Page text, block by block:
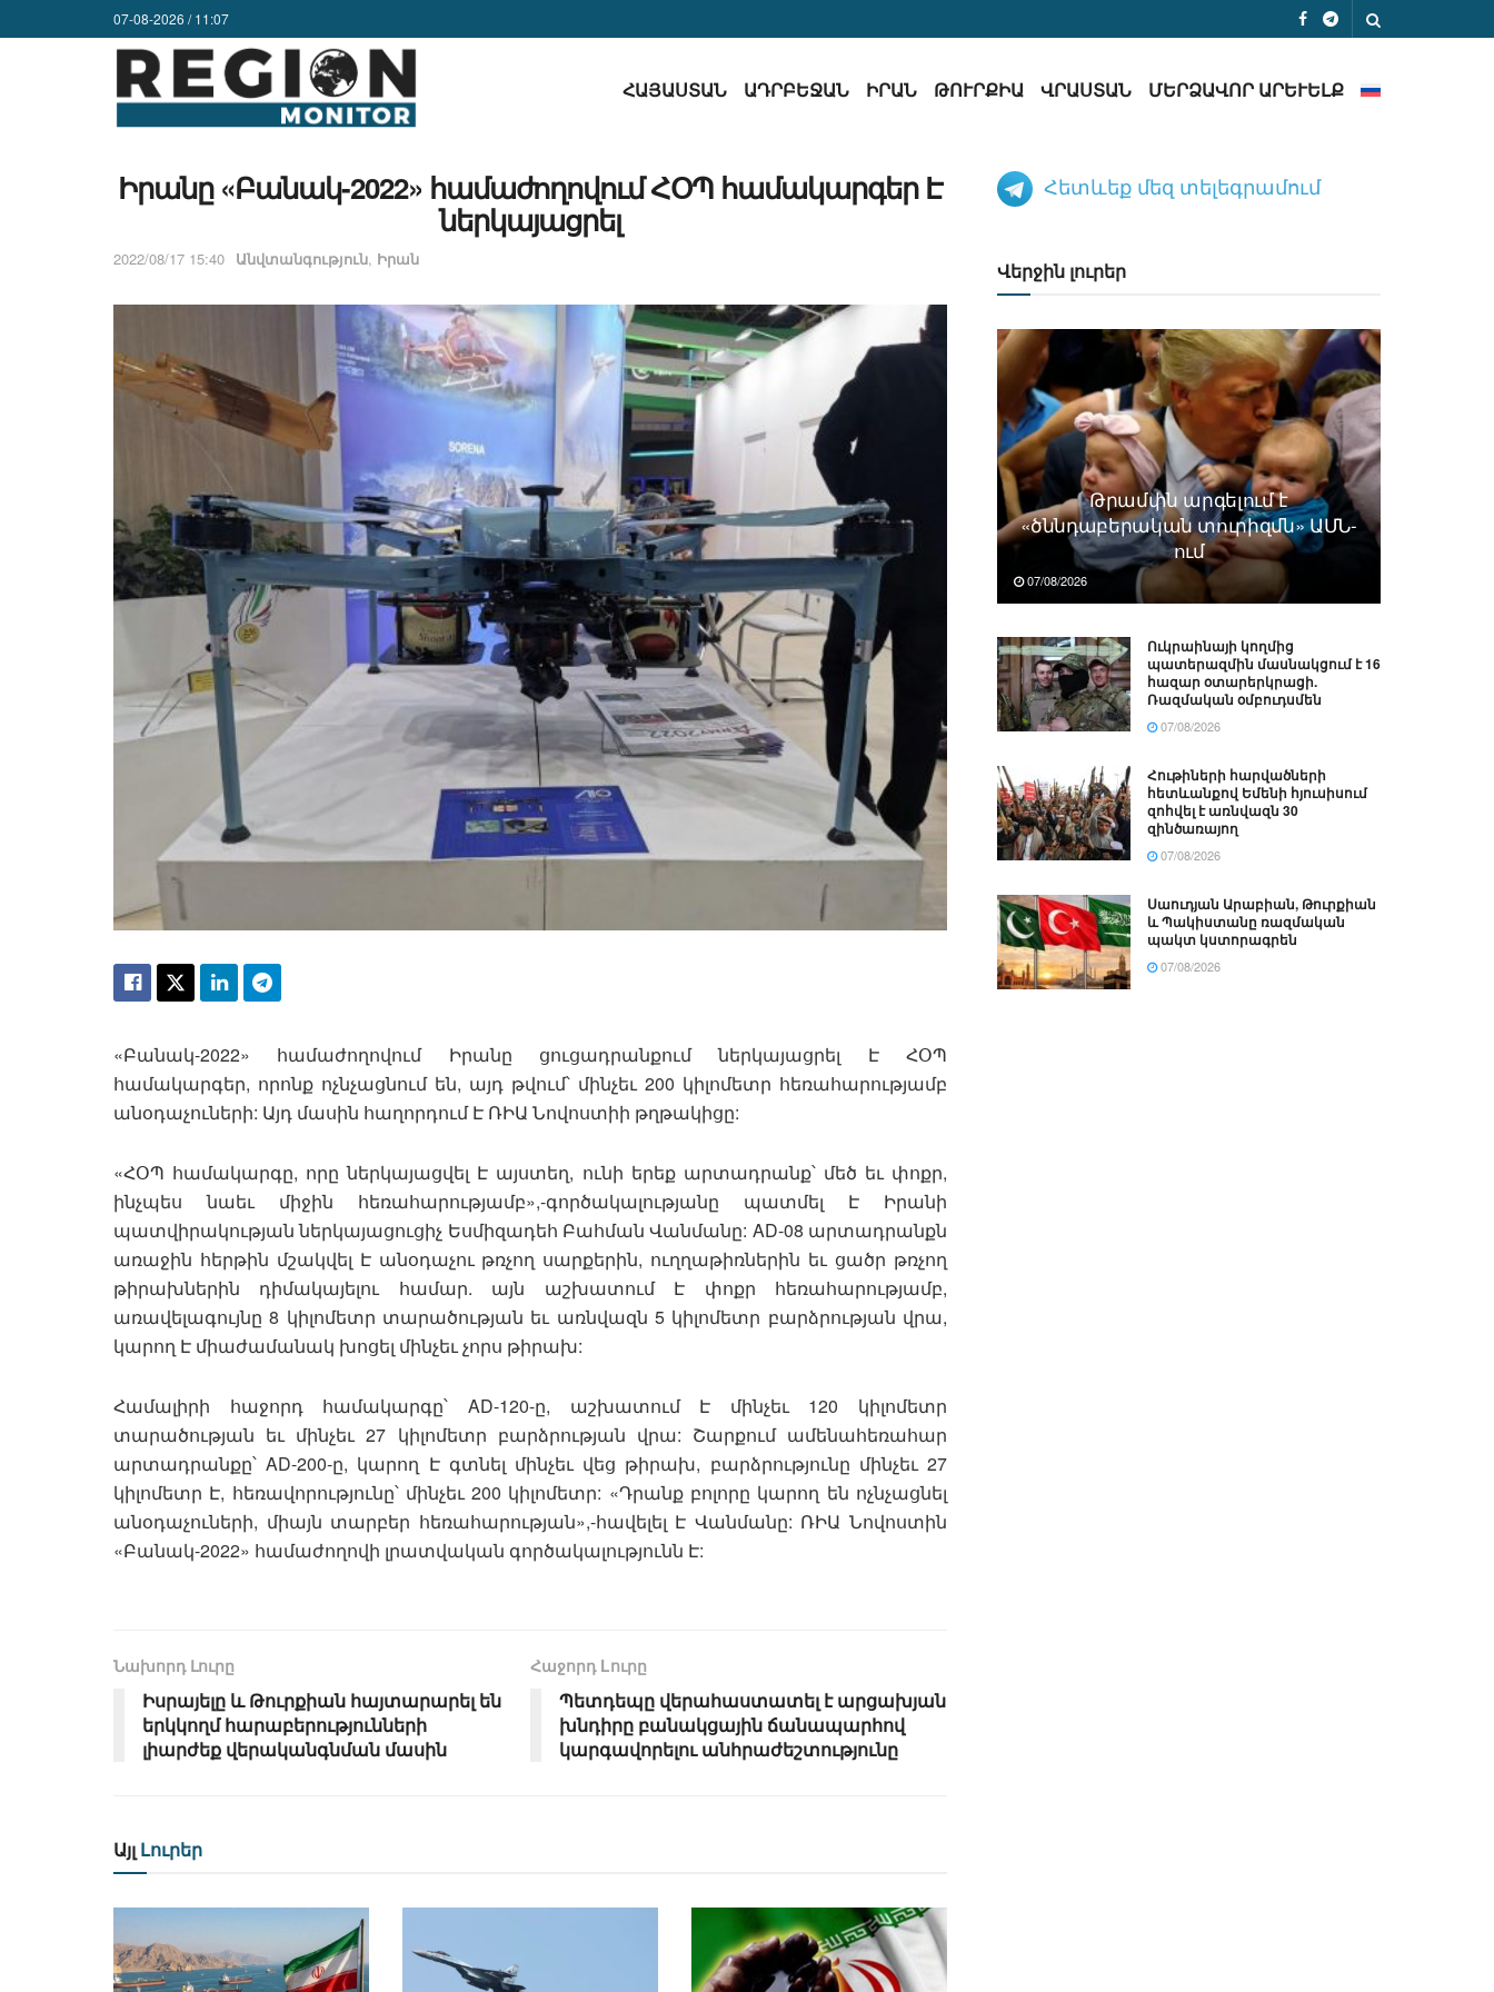
07-08-2026 / 11:07
ՀԱՅԱՍՏԱՆ ԱԴՐԲԵՋԱՆ ԻՐԱՆ ԹՈՒՐՔԻԱ ՎՐԱՍՏԱՆ ՄԵՐՁԱՎՈՐ ԱՐԵՒԵԼՔ
Իրանը «Բանակ-2022» համաժողովում ՀՕՊ համակարգեր Է
ներկայացրել
2022/08/17 15:40 Անվտանգություն, Իրան
«Բանակ-2022» համաժողովում Իրանը ցուցադրանքում ներկայացրել Է ՀՕՊ
համակարգեր, որոնք ոչնչացնում են, այդ թվում՝ մինչեւ 200 կիլոմետր հեռահարությամբ
անօդաչուների: Այդ մասին հաղորդում Է ՌԻԱ Նովոստիի թղթակիցը:
«ՀՕՊ համակարգը, որը ներկայացվել Է այստեղ, ունի երեք արտադրանք՝ մեծ եւ փոքր,
ինչպես նաեւ միջին հեռահարությամբ»,-գործակալությանը պատմել Է Իրանի
պատվիրակության ներկայացուցիչ Եսմիզադեհ Բահման Վանմանը: AD-08 արտադրանքն
առաջին հերթին մշակվել Է անօդաչու թռչող սարքերին, ուղղաթիռներին եւ ցածր թռչող
թիրախներին դիմակայելու համար. այն աշխատում Է փոքր հեռահարությամբ,
առավելագույնը 8 կիլոմետր տարածության եւ առնվազն 5 կիլոմետր բարձրության վրա,
կարող Է միաժամանակ խոցել մինչեւ չորս թիրախ:
Համալիրի հաջորդ համակարգը՝ AD-120-ը, աշխատում Է մինչեւ 120 կիլոմետր
տարածության եւ մինչեւ 27 կիլոմետր բարձրության վրա: Շարքում ամենահեռահար
արտադրանքը՝ AD-200-ը, կարող Է գտնել մինչեւ վեց թիրախ, բարձրությունը մինչեւ 27
կիլոմետր Է, հեռավորությունը՝ մինչեւ 200 կիլոմետր: «Դրանք բոլորը կարող են ոչնչացնել
անօդաչուների, միայն տարբեր հեռահարության»,-հավելել Է Վանմանը: ՌԻԱ Նովոստին
«Բանակ-2022» համաժողովի լրատվական գործակալությունն Է:
Նախորդ Լուրը
Իսրայելը և Թուրքիան հայտարարել են
երկկողմ հարաբերությունների
լիարժեք վերականգնման մասին
Հաջորդ Lուրը
Պետդեպը վերահաստատել է արցախյան
խնդիրը բանակցային ճանապարհով
կարգավորելու անհրաժեշտությունը
Այլ Լուրեր
Հետևեք մեզ տելեգրամում
Վերջին լուրեր
Թրամփն արգելում է
«ծննդաբերական տուրիզմն» ԱՄՆ-
ում
07/08/2026
Ուկրաինայի կողմից
պատերազմին մասնակցում է 16
հազար օտարերկրացի.
Ռազմական օմբուդսմեն
07/08/2026
Հութիների հարվածների
հետևանքով Եմենի հյուսիսում
զոհվել է առնվազն 30
զինծառայող
07/08/2026
Սաուդյան Արաբիան, Թուրքիան
և Պակիստանը ռազմական
պակտ կստորագրեն
07/08/2026